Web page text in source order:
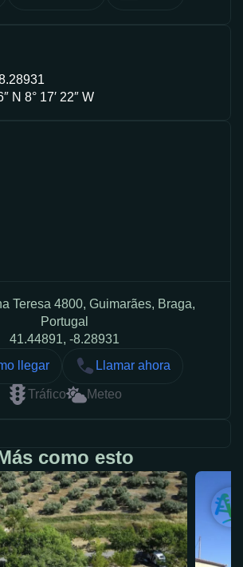
N 8° 17′ 22″ W
Teresa 4800, Guimarães, Braga,
Portugal
41.44891, -8.28931
llegar
Llamar ahora
Tráfico Meteo
como esto